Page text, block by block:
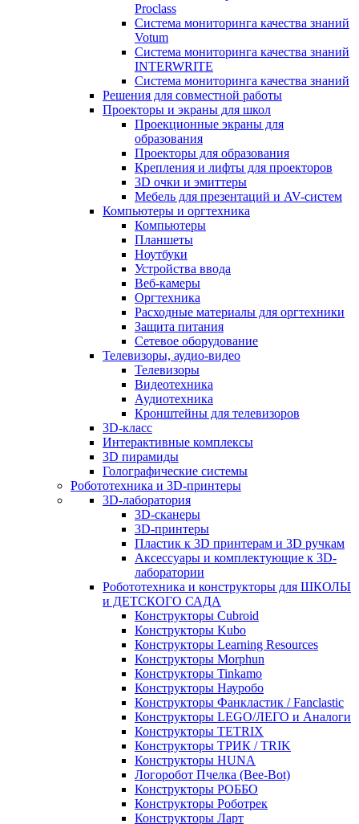
Proclass
Система мониторинга качества знаний
Votum
Система мониторинга качества знаний
INTERWRITE
Система мониторинга качества знаний
Решения для совместной работы
Проекторы и экраны для школ
Проекционные экраны для
образования
Проекторы для образования
Крепления и лифты для проекторов
3D очки и эмиттеры
Мебель для презентаций и AV-систем
Компьютеры и оргтехника
Компьютеры
Планшеты
Ноутбуки
Устройства ввода
Веб-камеры
Оргтехника
Расходные материалы для оргтехники
Защита питания
Сетевое оборудование
Телевизоры, аудио-видео
Телевизоры
Видеотехника
Аудиотехника
Кронштейны для телевизоров
3D-класс
Интерактивные комплексы
3D пирамиды
Голографические системы
Робототехника и 3D-принтеры
3D-лаборатория
3D-сканеры
3D-принтеры
Пластик к 3D принтерам и 3D ручкам
Аксессуары и комплектующие к 3D-
лаборатории
Робототехника и конструкторы для ШКОЛЫ
и ДЕТСКОГО САДА
Конструкторы Cubroid
Конструкторы Kubo
Конструкторы Learning Resources
Конструкторы Morphun
Конструкторы Tinkamo
Конструкторы Науробо
Конструкторы Фанкластик / Fanclastic
Конструкторы LEGO/ЛЕГО и Аналоги
Конструкторы TETRIX
Конструкторы ТРИК / TRIK
Конструкторы HUNA
Логоробот Пчелка (Bee-Bot)
Конструкторы РОББО
Конструкторы Роботрек
Конструкторы Ларт